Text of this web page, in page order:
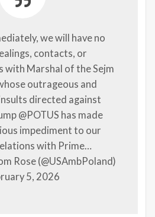
we will have no
contacts, or
with Marshal of the Sejm
outrageous and
directed against
@POTUS has made
impediment to our
with Prime…
Rose (@USAmbPoland)
5, 2026